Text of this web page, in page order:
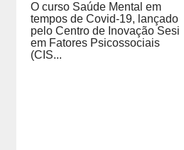
O curso Saúde Mental em
tempos de Covid-19, lançado
pelo Centro de Inovação Sesi
em Fatores Psicossociais
(CIS...